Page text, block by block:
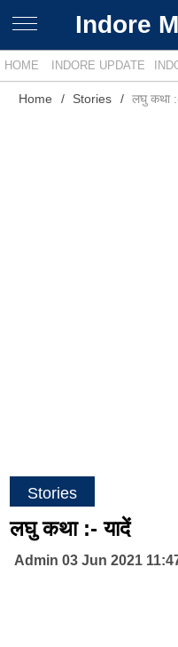
Indore
HOME INDORE UPDATE
Home Stories लघु कथा
Stories
लघु कथा :- यादें
Admin 03 Jun 2021